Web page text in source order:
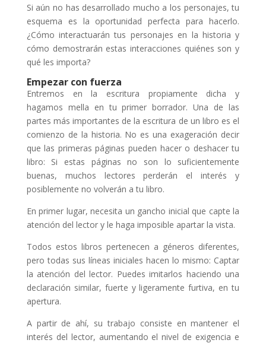
Si aún no has desarrollado mucho a los personajes, tu
esquema es la oportunidad perfecta para hacerlo.
¿Cómo interactuarán tus personajes en la historia y
cómo demostrarán estas interacciones quiénes son y
qué les importa?
Empezar con fuerza
Entremos en la escritura propiamente dicha y
hagamos mella en tu primer borrador. Una de las
partes más importantes de la escritura de un libro es el
comienzo de la historia. No es una exageración decir
que las primeras páginas pueden hacer o deshacer tu
libro: Si estas páginas no son lo suficientemente
buenas, muchos lectores perderán el interés y
posiblemente no volverán a tu libro.
En primer lugar, necesita un gancho inicial que capte la
atención del lector y le haga imposible apartar la vista.
Todos estos libros pertenecen a géneros diferentes,
pero todas sus líneas iniciales hacen lo mismo: Captar
la atención del lector. Puedes imitarlos haciendo una
declaración similar, fuerte y ligeramente furtiva, en tu
apertura.
A partir de ahí, su trabajo consiste en mantener el
interés del lector, aumentando el nivel de exigencia e